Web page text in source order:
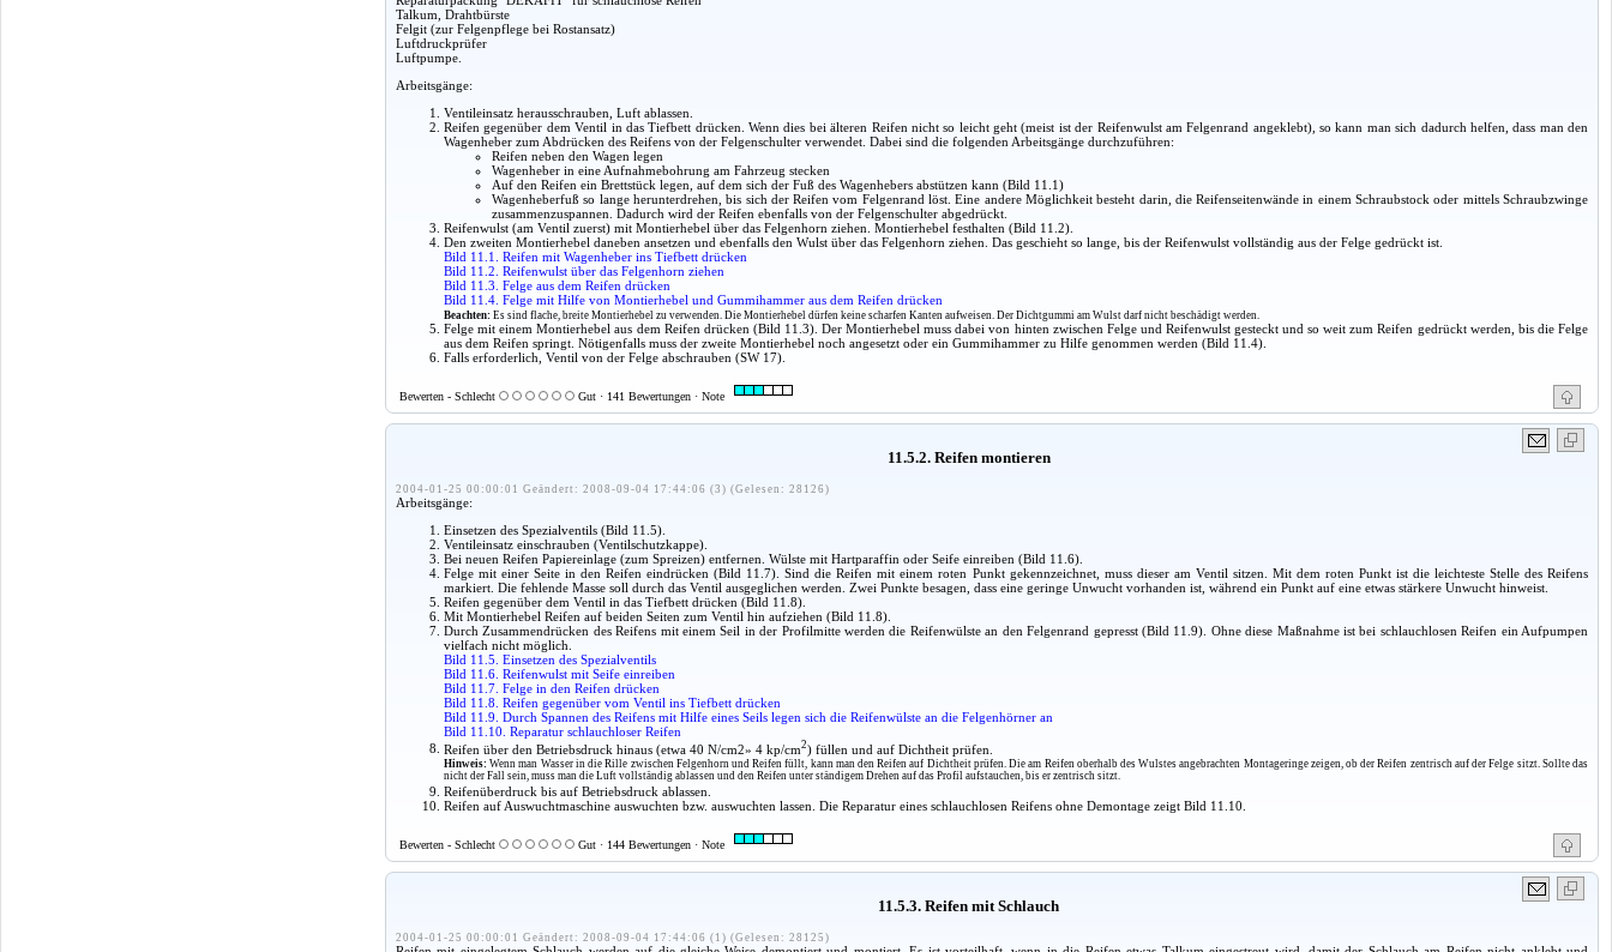
Talkum, Drahtbürste
Felgit (zur Felgenpflege bei Rostansatz)
Luftdruckprüfer
Luftpumpe.
Arbeitsgänge:
Ventileinsatz herausschrauben, Luft ablassen.
Reifen gegenüber dem Ventil in das Tiefbett drücken. Wenn dies bei älteren Reifen nicht so leicht geht (meist ist der Reifenwulst am Felgenrand angeklebt), so kann man sich dadurch helfen, dass man den
Wagenheber zum Abdrücken des Reifens von der Felgenschulter verwendet. Dabei sind die folgenden Arbeitsgänge durchzuführen:
Reifen neben den Wagen legen
Wagenheber in eine Aufnahmebohrung am Fahrzeug stecken
Auf den Reifen ein Brettstück legen, auf dem sich der Fuß des Wagenhebers abstützen kann (Bild 11.1)
Wagenheberfuß so lange herunterdrehen, bis sich der Reifen vom Felgenrand löst. Eine andere Möglichkeit besteht darin, die Reifenseitenwände in einem Schraubstock oder mittels Schraubzwinge
zusammenzuspannen. Dadurch wird der Reifen ebenfalls von der Felgenschulter abgedrückt.
Reifenwulst (am Ventil zuerst) mit Montierhebel über das Felgenhorn ziehen. Montierhebel festhalten (Bild 11.2).
Den zweiten Montierhebel daneben ansetzen und ebenfalls den Wulst über das Felgenhorn ziehen. Das geschieht so lange, bis der Reifenwulst vollständig aus der Felge gedrückt ist.
Bild 11.1. Reifen mit Wagenheber ins Tiefbett drücken
Bild 11.2. Reifenwulst über das Felgenhorn ziehen
Bild 11.3. Felge aus dem Reifen drücken
Bild 11.4. Felge mit Hilfe von Montierhebel und Gummihammer aus dem Reifen drücken
Beachten: Es sind flache, breite Montierhebel zu verwenden. Die Montierhebel dürfen keine scharfen Kanten aufweisen. Der Dichtgummi am Wulst darf nicht beschädigt werden.
Felge mit einem Montierhebel aus dem Reifen drücken (Bild 11.3). Der Montierhebel muss dabei von hinten zwischen Felge und Reifenwulst gesteckt und so weit zum Reifen gedrückt werden, bis die Felge
aus dem Reifen springt. Nötigenfalls muss der zweite Montierhebel noch angesetzt oder ein Gummihammer zu Hilfe genommen werden (Bild 11.4).
Falls erforderlich, Ventil von der Felge abschrauben (SW 17).
Bewerten - Schlecht Gut · 141 Bewertungen · Note
11.5.2. Reifen montieren
2004-01-25 00:00:01 Geändert: 2008-09-04 17:44:06 (3) (Gelesen: 28126)
Arbeitsgänge:
Einsetzen des Spezialventils (Bild 11.5).
Ventileinsatz einschrauben (Ventilschutzkappe).
Bei neuen Reifen Papiereinlage (zum Spreizen) entfernen. Wülste mit Hartparaffin oder Seife einreiben (Bild 11.6).
Felge mit einer Seite in den Reifen eindrücken (Bild 11.7). Sind die Reifen mit einem roten Punkt gekennzeichnet, muss dieser am Ventil sitzen. Mit dem roten Punkt ist die leichteste Stelle des Reifens
markiert. Die fehlende Masse soll durch das Ventil ausgeglichen werden. Zwei Punkte besagen, dass eine geringe Unwucht vorhanden ist, während ein Punkt auf eine etwas stärkere Unwucht hinweist.
Reifen gegenüber dem Ventil in das Tiefbett drücken (Bild 11.8).
Mit Montierhebel Reifen auf beiden Seiten zum Ventil hin aufziehen (Bild 11.8).
Durch Zusammendrücken des Reifens mit einem Seil in der Profilmitte werden die Reifenwülste an den Felgenrand gepresst (Bild 11.9). Ohne diese Maßnahme ist bei schlauchlosen Reifen ein Aufpumpen
vielfach nicht möglich.
Bild 11.5. Einsetzen des Spezialventils
Bild 11.6. Reifenwulst mit Seife einreiben
Bild 11.7. Felge in den Reifen drücken
Bild 11.8. Reifen gegenüber vom Ventil ins Tiefbett drücken
Bild 11.9. Durch Spannen des Reifens mit Hilfe eines Seils legen sich die Reifenwülste an die Felgenhörner an
Bild 11.10. Reparatur schlauchloser Reifen
Reifen über den Betriebsdruck hinaus (etwa 40 N/cm2» 4 kp/cm2) füllen und auf Dichtheit prüfen.
Hinweis: Wenn man Wasser in die Rille zwischen Felgenhorn und Reifen füllt, kann man den Reifen auf Dichtheit prüfen. Die am Reifen oberhalb des Wulstes angebrachten Montageringe zeigen, ob der Reifen zentrisch auf der Felge sitzt. Sollte das
nicht der Fall sein, muss man die Luft vollständig ablassen und den Reifen unter ständigem Drehen auf das Profil aufstauchen, bis er zentrisch sitzt.
Reifenüberdruck bis auf Betriebsdruck ablassen.
Reifen auf Auswuchtmaschine auswuchten bzw. auswuchten lassen. Die Reparatur eines schlauchlosen Reifens ohne Demontage zeigt Bild 11.10.
Bewerten - Schlecht Gut · 144 Bewertungen · Note
11.5.3. Reifen mit Schlauch
2004-01-25 00:00:01 Geändert: 2008-09-04 17:44:06 (1) (Gelesen: 28125)